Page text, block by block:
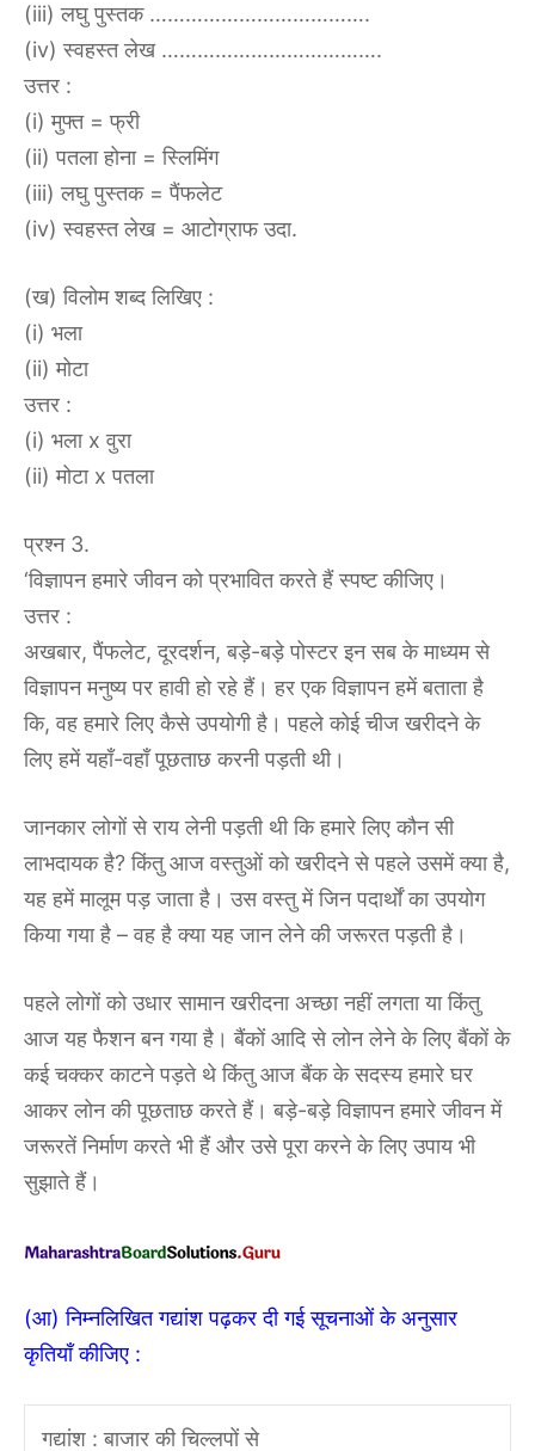
(iii) लघु पुस्तक ……………………………….
(iv) स्वहस्त लेख ……………………………….
उत्तर :
(i) मुफ्त = फ्री
(ii) पतला होना = स्लिमिंग
(iii) लघु पुस्तक = पैंफलेट
(iv) स्वहस्त लेख = आटोग्राफ उदा.
(ख) विलोम शब्द लिखिए :
(i) भला
(ii) मोटा
उत्तर :
(i) भला x वुरा
(ii) मोटा x पतला
प्रश्न 3.
‘विज्ञापन हमारे जीवन को प्रभावित करते हैं स्पष्ट कीजिए।
उत्तर :
अखबार, पैंफलेट, दूरदर्शन, बड़े-बड़े पोस्टर इन सब के माध्यम से
विज्ञापन मनुष्य पर हावी हो रहे हैं। हर एक विज्ञापन हमें बताता है
कि, वह हमारे लिए कैसे उपयोगी है। पहले कोई चीज खरीदने के
लिए हमें यहाँ-वहाँ पूछताछ करनी पड़ती थी।
जानकार लोगों से राय लेनी पड़ती थी कि हमारे लिए कौन सी
लाभदायक है? किंतु आज वस्तुओं को खरीदने से पहले उसमें क्या है,
यह हमें मालूम पड़ जाता है। उस वस्तु में जिन पदार्थों का उपयोग
किया गया है – वह है क्या यह जान लेने की जरूरत पड़ती है।
पहले लोगों को उधार सामान खरीदना अच्छा नहीं लगता या किंतु
आज यह फैशन बन गया है। बैंकों आदि से लोन लेने के लिए बैंकों के
कई चक्कर काटने पड़ते थे किंतु आज बैंक के सदस्य हमारे घर
आकर लोन की पूछताछ करते हैं। बड़े-बड़े विज्ञापन हमारे जीवन में
जरूरतें निर्माण करते भी हैं और उसे पूरा करने के लिए उपाय भी
सुझाते हैं।
(आ) निम्नलिखित गद्यांश पढ़कर दी गई सूचनाओं के अनुसार
कृतियाँ कीजिए :
गद्यांश : बाजार की चिल्लपों से